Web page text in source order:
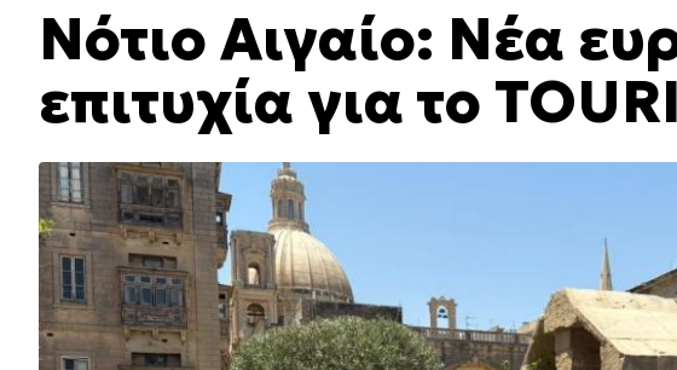
Νότιο Αιγαίο: Νέα
επιτυχία για το